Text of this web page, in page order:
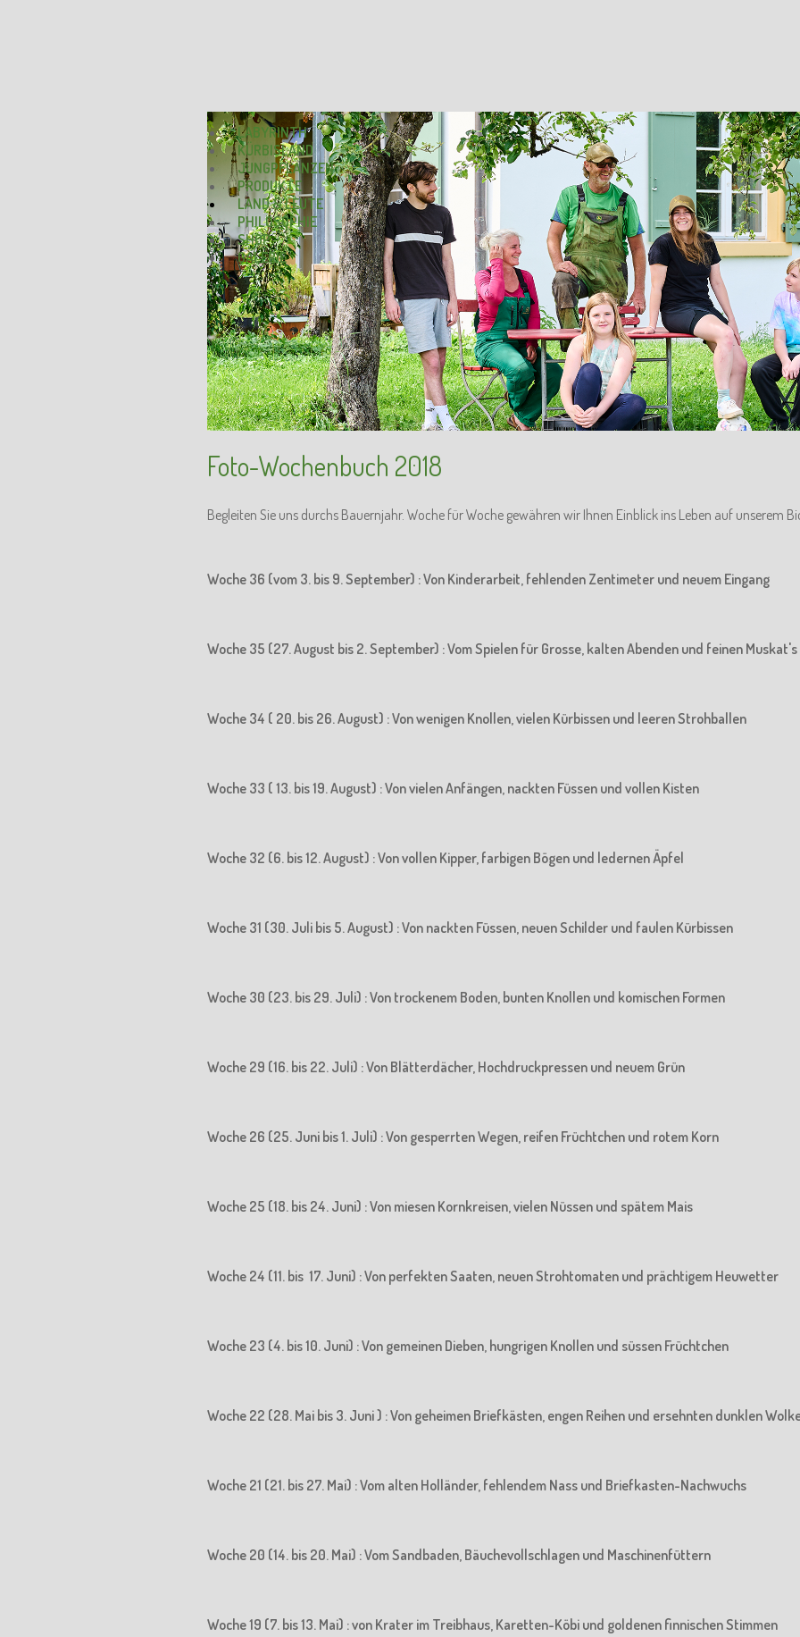
LABYRINTH
KÜRBISLAND
JUNGPFLANZEN
PRODUKTE
LAND & LEUTE
PHILOSOPHIE
SHOP
GALERIE
Foto-Wochenbuch 2018
Begleiten Sie uns durchs Bauernjahr. Woche für Woche gewähren wir Ihnen Einblick ins Leben auf unserem
Woche 36 (vom 3. bis 9. September) : Von Kinderarbeit, fehlenden Zentimeter und neuem Eingang
Woche 35 (27. August bis 2. September) : Vom Spielen für Grosse, kalten Abenden und feinen Muskat's
Woche 34 ( 20. bis 26. August) : Von wenigen Knollen, vielen Kürbissen und leeren Strohballen
Woche 33 ( 13. bis 19. August) : Von vielen Anfängen, nackten Füssen und vollen Kisten
Woche 32 (6. bis 12. August) : Von vollen Kipper, farbigen Bögen und ledernen Äpfel
Woche 31 (30. Juli bis 5. August) : Von nackten Füssen, neuen Schilder und faulen Kürbissen
Woche 30 (23. bis 29. Juli) : Von trockenem Boden, bunten Knollen und komischen Formen
Woche 29 (16. bis 22. Juli) : Von Blätterdächer, Hochdruckpressen und neuem Grün
Woche 26 (25. Juni bis 1. Juli) : Von gesperrten Wegen, reifen Früchtchen und rotem Korn
Woche 25 (18. bis 24. Juni) : Von miesen Kornkreisen, vielen Nüssen und spätem Mais
Woche 24 (11. bis 17. Juni) : Von perfekten Saaten, neuen Strohtomaten und prächtigem Heuwetter
Woche 23 (4. bis 10. Juni) : Von gemeinen Dieben, hungrigen Knollen und süssen Früchtchen
Woche 22 (28. Mai bis 3. Juni ) : Von geheimen Briefkästen, engen Reihen und ersehnten dunklen
Woche 21 (21. bis 27. Mai) : Vom alten Holländer, fehlendem Nass und Briefkasten-Nachwuchs
Woche 20 (14. bis 20. Mai) : Vom Sandbaden, Bäuchevollschlagen und Maschinenfüttern
Woche 19 (7. bis 13. Mai) : von Krater im Treibhaus, Karetten-Köbi und goldenen finnischen Stimmen